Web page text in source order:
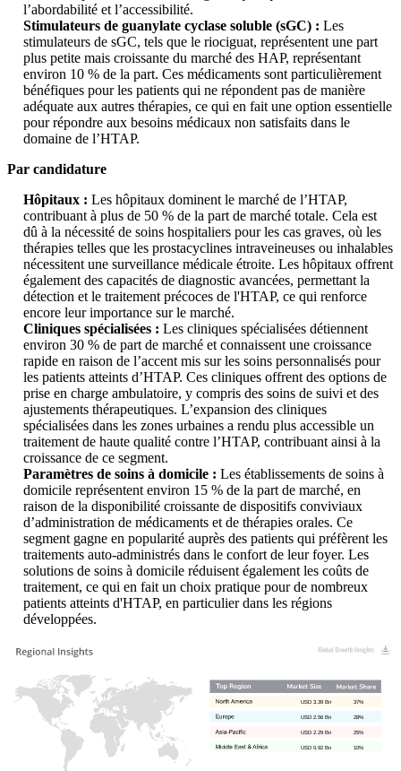
l’abordabilité et l’accessibilité.
Stimulateurs de guanylate cyclase soluble (sGC) : Les
stimulateurs de sGC, tels que le riociguat, représentent une part
plus petite mais croissante du marché des HAP, représentant
environ 10 % de la part. Ces médicaments sont particulièrement
bénéfiques pour les patients qui ne répondent pas de manière
adéquate aux autres thérapies, ce qui en fait une option essentielle
pour répondre aux besoins médicaux non satisfaits dans le
domaine de l’HTAP.
Par candidature
Hôpitaux : Les hôpitaux dominent le marché de l’HTAP,
contribuant à plus de 50 % de la part de marché totale. Cela est
dû à la nécessité de soins hospitaliers pour les cas graves, où les
thérapies telles que les prostacyclines intraveineuses ou inhalables
nécessitent une surveillance médicale étroite. Les hôpitaux offrent
également des capacités de diagnostic avancées, permettant la
détection et le traitement précoces de l'HTAP, ce qui renforce
encore leur importance sur le marché.
Cliniques spécialisées : Les cliniques spécialisées détiennent
environ 30 % de part de marché et connaissent une croissance
rapide en raison de l’accent mis sur les soins personnalisés pour
les patients atteints d’HTAP. Ces cliniques offrent des options de
prise en charge ambulatoire, y compris des soins de suivi et des
ajustements thérapeutiques. L’expansion des cliniques
spécialisées dans les zones urbaines a rendu plus accessible un
traitement de haute qualité contre l’HTAP, contribuant ainsi à la
croissance de ce segment.
Paramètres de soins à domicile : Les établissements de soins à
domicile représentent environ 15 % de la part de marché, en
raison de la disponibilité croissante de dispositifs conviviaux
d’administration de médicaments et de thérapies orales. Ce
segment gagne en popularité auprès des patients qui préfèrent les
traitements auto-administrés dans le confort de leur foyer. Les
solutions de soins à domicile réduisent également les coûts de
traitement, ce qui en fait un choix pratique pour de nombreux
patients atteints d'HTAP, en particulier dans les régions
développées.
10%
USD 0.92 Bn
25%
USD 2.29 Bn
28%
USD 2.56 Bn
37%
USD 3.39 Bn